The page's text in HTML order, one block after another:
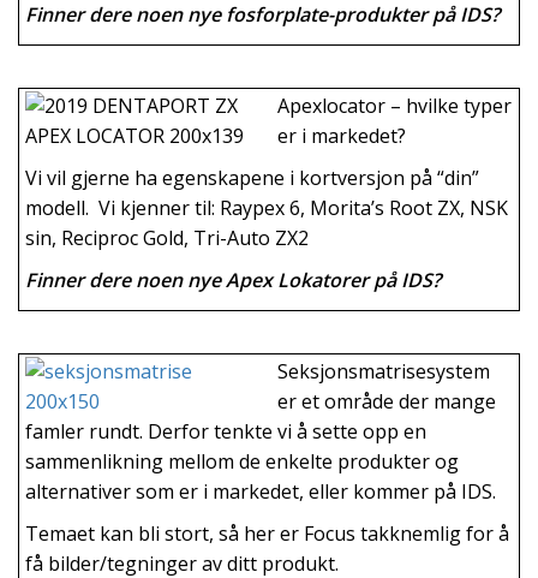
Finner dere noen nye fosforplate-produkter på IDS?
Apexlocator – hvilke typer
er i markedet?
Vi vil gjerne ha egenskapene i kortversjon på “din”
modell. Vi kjenner til: Raypex 6, Morita’s Root ZX, NSK
sin, Reciproc Gold, Tri-Auto ZX2
Finner dere noen nye Apex Lokatorer på IDS?
Seksjonsmatrisesystem
er et område der mange
famler rundt. Derfor tenkte vi å sette opp en
sammenlikning mellom de enkelte produkter og
alternativer som er i markedet, eller kommer på IDS.
Temaet kan bli stort, så her er Focus takknemlig for å
få bilder/tegninger av ditt produkt.